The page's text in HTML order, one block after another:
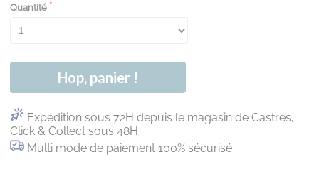
Quantité
Hop, panier !
Expédition sous 72H depuis le magasin de Castres,
Click & Collect sous 48H
Multi mode de paiement 100% sécurisé